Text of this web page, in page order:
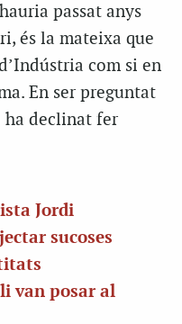
passat anys
és la mateixa que
com si en
En ser preguntat
ha declinat fer
Jordi
sucoses
van posar al